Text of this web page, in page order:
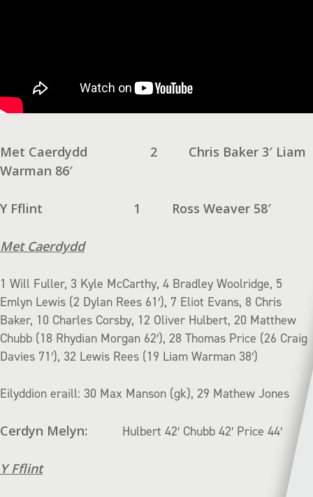
Met Caerdydd 2
Chris Baker 3′ Liam
Warman 86′
Y Fflint 1 Ross Weaver 58′
Met Caerdydd
1 Will Fuller, 3 Kyle McCarthy, 4 Bradley Woolridge, 5
Emlyn Lewis (2 Dylan Rees 61′), 7 Eliot Evans, 8 Chris
Baker, 10 Charles Corsby, 12 Oliver Hulbert, 20 Matthew
Chubb (18 Rhydian Morgan 62′), 28 Thomas Price (26 Craig
Davies 71′), 32 Lewis Rees (19 Liam Warman 38′)
Eilyddion eraill: 30 Max Manson (gk), 29 Mathew Jones
Cerdyn Melyn: Hulbert 42′ Chubb 42′ Price 44′
Y Fflint